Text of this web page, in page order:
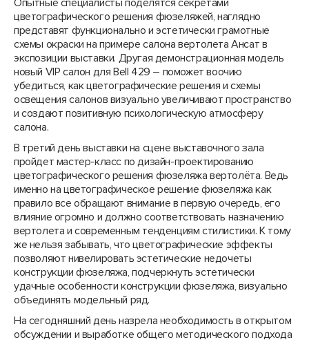
Опытные специалисты поделятся секретами
цветографического решения фюзеляжей, наглядно
представят функционально и эстетически грамотные
схемы окраски на примере салона вертолета Ансат в
экспозиции выставки. Другая демонстрационная модель
новый VIP салон для Bell 429 – поможет воочию
убедиться, как цветографические решения и схемы
освещения салонов визуально увеличивают пространство
и создают позитивную психологическую атмосферу
салона.
В третий день выставки на сцене выставочного зала
пройдет мастер-класс по дизайн-проектированию
цветографического решения фюзеляжа вертолёта. Ведь
именно на цветографическое решение фюзеляжа как
правило все обращают внимание в первую очередь, его
влияние огромно и должно соответствовать назначению
вертолета и современным тенденциям стилистики. К тому
же нельзя забывать, что цветографические эффекты
позволяют нивелировать эстетические недочеты
конструкции фюзеляжа, подчеркнуть эстетически
удачные особенности конструкции фюзеляжа, визуально
объединять модельный ряд.
На сегодняшний день назрела необходимость в открытом
обсуждении и выработке общего методического подхода